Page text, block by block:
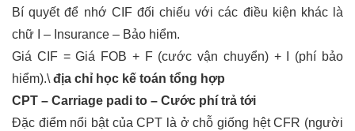
Bí quyết để nhớ CIF đối chiếu với các điều kiện khác là
chữ I – Insurance – Bảo hiểm.
Giá CIF = Giá FOB + F (cước vận chuyển) + I (phí bảo
hiểm).\ địa chỉ học kế toán tổng hợp
CPT – Carriage padi to – Cước phí trả tới
Đặc điểm nổi bật của CPT là ở chỗ giống hệt CFR (người